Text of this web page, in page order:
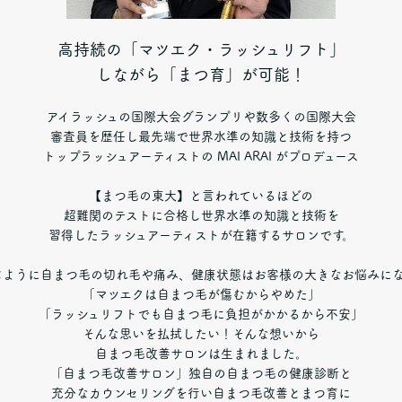
高持続の「マツエク・ラッシュリフト」
しながら「まつ育」が可能！
アイラッシュの国際大会グランプリや数多くの国際大会
審査員を歴任し最先端で世界水準の知識と技術を持つ
トップラッシュアーティストの MAI ARAI がプロデュース
【まつ毛の東大】と言われているほどの
超難関のテストに合格し世界水準の知識と技術を
習得したラッシュアーティストが在籍するサロンです。
うに自まつ毛の切れ毛や痛み、健康状態はお客様の大きなお悩みにな
「マツエクは自まつ毛が傷むからやめた」
「ラッシュリフトでも自まつ毛に負担がかかるから不安」
そんな思いを払拭したい！そんな想いから
自まつ毛改善サロンは生まれました。
「自まつ毛改善サロン」独自の自まつ毛の健康診断と
充分なカウンセリングを行い自まつ毛改善とまつ育に